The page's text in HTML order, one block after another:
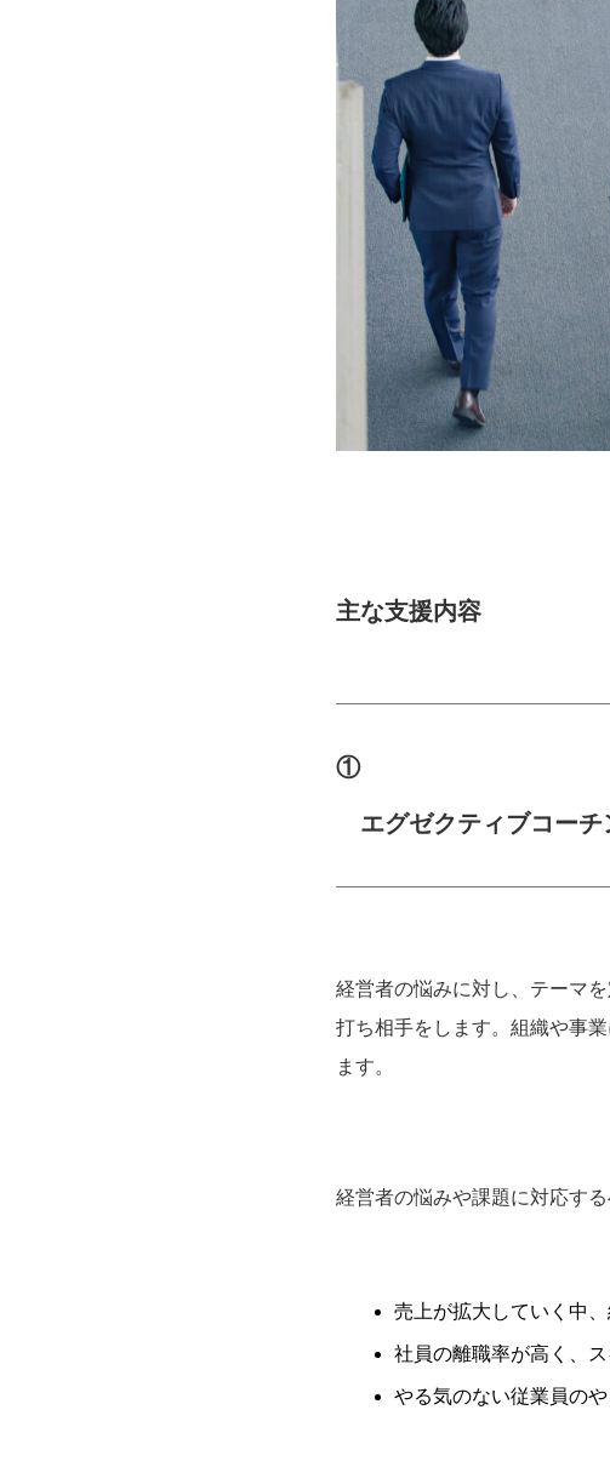
主な支援内容
①
エグゼクティブコーチ
経営者の悩みに対し、テーマ
打ち相手をします。組織や事
ます。
経営者の悩みや課題に対応す
売上が拡大していく中
社員の離職率が高く、
やる気のない従業員の